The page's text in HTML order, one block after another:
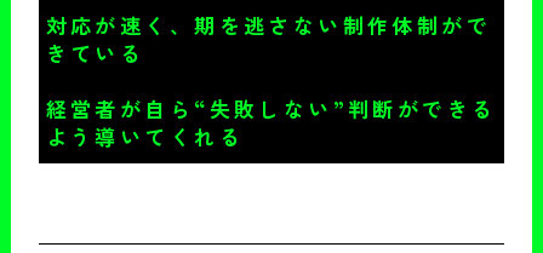
対応が速く、期を逃さない制作体制がで
きている
経営者が自ら“失敗しない”判断ができる
よう導いてくれる